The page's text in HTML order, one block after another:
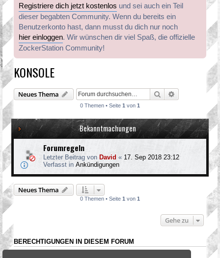
Registriere dich jetzt kostenlos und sei auch ein Teil
dieser begabten Community. Wenn du bereits ein
Benutzerkonto hast, dann musst du dich nur noch
hier einloggen. Wir wünschen dir viel Spaß, die offizielle
ZockerStation Community!
KONSOLE
Neues Thema Suche Erweiterte
0 Themen • Seite 1 von 1
Bekanntmachungen
Forumregeln
Letzter Beitrag von David « 17. Sep 2018 23:12
Verfasst in Ankündigungen
Neues Thema
0 Themen • Seite 1 von 1
Gehe zu
BERECHTIGUNGEN IN DIESEM FORUM
Du darfstkeineneuen Themen in diesem Forum erstellen.